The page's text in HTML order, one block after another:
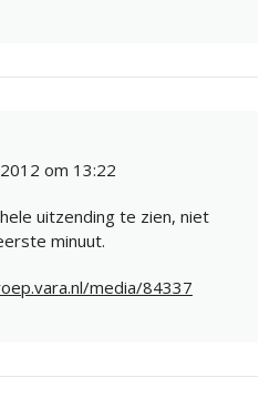
om 13:22
uitzending te zien, niet
minuut.
media/84337